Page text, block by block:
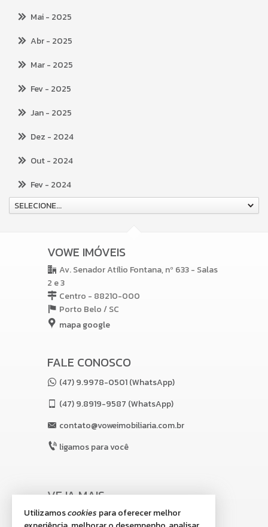
Mai- 2025
Abr- 2025
Mar- 2025
Fev- 2025
Jan- 2025
Dez - 2024
Out- 2024
Fev- 2024
SELECIONE...
VOWE IMÓVEIS
Av. Senador Atílio Fontana, nº 633 - Salas
2 e 3
Centro - 88210-000
Porto Belo /SC
mapa google
FALE CONOSCO
(47) 9.9978-0501 (WhatsApp)
(47)9.8919-9587 (WhatsApp)
contato@voweimobiliaria.com.br
ligamos para você
VEJA MAIS
receba nosso newsletter
Utilizamoscookies para oferecer melhor